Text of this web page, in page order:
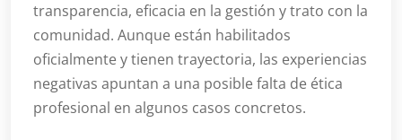
transparencia, eficacia en la gestión y trato con la
comunidad. Aunque están habilitados
oficialmente y tienen trayectoria, las experiencias
negativas apuntan a una posible falta de ética
profesional en algunos casos concretos.